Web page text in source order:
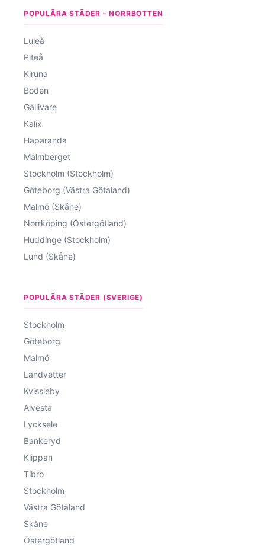
POPULÄRA STÄDER – NORRBOTTEN
Luleå
Piteå
Kiruna
Boden
Gällivare
Kalix
Haparanda
Malmberget
Stockholm (Stockholm)
Göteborg (Västra Götaland)
Malmö (Skåne)
Norrköping (Östergötland)
Huddinge (Stockholm)
Lund (Skåne)
POPULÄRA STÄDER (SVERIGE)
Stockholm
Göteborg
Malmö
Landvetter
Kvissleby
Alvesta
Lycksele
Bankeryd
Klippan
Tibro
Stockholm
Västra Götaland
Skåne
Östergötland